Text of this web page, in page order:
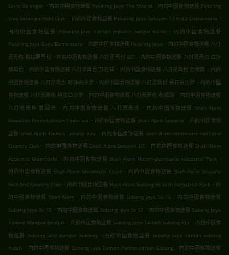
Sains Selangor . 内的中国食物送餐 Petaling Jaya The Strand . 内的中国食物送餐 Petaling
Jaya Selangor Polo Club . 内的中国食物送餐 Petaling Jaya Seksyen 10 Kota Damansara .
内的中国食物送餐 Petaling Jaya Taman Industri Sungai Buloh
. 内的中国食物送餐
Petaling Jaya Bayu Damansara . 内的中国食物送餐 Petaling Jaya . 内的中国食物送餐 八打
灵再也 格拉那再也 . 内的中国食物送餐 八打灵再也 SS7 . 内的中国食物送餐 八打灵再也 白沙
羅再也 . 内的中国食物送餐 八打灵再也 万达镇 . 内的中国食物送餐 八打灵再也 百樂鎮 . 内的
中国食物送餐 八打灵再也 珍珠白沙罗 . 内的中国食物送餐 八打灵再也 哥打白沙罗 . 内的中国
食物送餐 八打灵再也 阿拉白沙罗 . 内的中国食物送餐 八打灵再也 双威镇 . 内的中国食物送餐
八打灵再也 雙威市
. 内的中国食物送餐 八打灵再也 . 内的中国食物送餐 Shah Alam
Kawasan Perindustrian Temasya . 内的中国食物送餐 Shah Alam Saujana . 内的中国食物
送餐 Shah Alam Taman Ladang Jaya . 内的中国食物送餐 Shah Alam Glenmarie Golf And
Country Club . 内的中国食物送餐 Shah Alam Seksyen U1 . 内的中国食物送餐 Shah Alam
Accentra Glenmarie . 内的中国食物送餐 Shah Alam Hicom-glenmarie Industrial Park .
内的中国食物送餐 Shah Alam Glenmarie Court . 内的中国食物送餐 Shah Alam Saujana
Golf And Country Club . 内的中国食物送餐 Shah Alam Subang Hi-tech Industrial Park . 内
的中国食物送餐 Shah Alam . 内的中国食物送餐 Subang Jaya Ss 16 . 内的中国食物送餐
Subang Jaya Ss 15 . 内的中国食物送餐 Subang Jaya Ss 12 . 内的中国食物送餐 Subang Jaya
Taman Wangsa Baiduri . 内的中国食物送餐 Subang Jaya Taman Subang Ria . 内的中国食
物送餐 Subang Jaya Bandar Sunway . 内的中国食物送餐 Subang Jaya Taman Subang
Indah . 内的中国食物送餐 Subang Jaya Taman Perindustrian Subang . 内的中国食物送餐